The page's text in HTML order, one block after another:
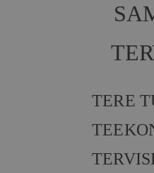
TERE